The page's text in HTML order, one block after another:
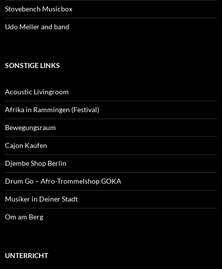
Stovebench Musicbox
Udo Meller and band
SONSTIGE LINKS
Acoustic Livingroom
Afrika in Rammingen (Festival)
Bewegungsraum
Cajon Kaufen
Djembe Shop Berlin
Drum Go – Afro-Trommelshop GOKA
Musiker in Deiner Stadt
Om am Berg
UNTERRICHT